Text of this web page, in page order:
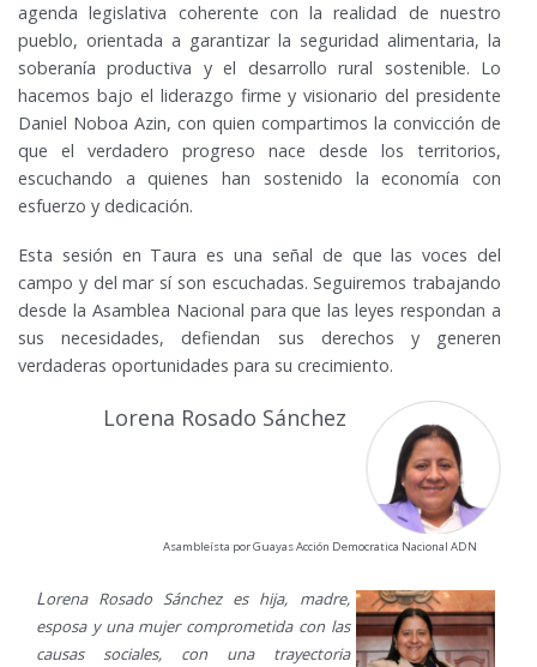
agenda legislativa coherente con la realidad de nuestro
pueblo, orientada a garantizar la seguridad alimentaria, la
soberanía productiva y el desarrollo rural sostenible. Lo
hacemos bajo el liderazgo firme y visionario del presidente
Daniel Noboa Azin, con quien compartimos la convicción de
que el verdadero progreso nace desde los territorios,
escuchando a quienes han sostenido la economía con
esfuerzo y dedicación.
Esta sesión en Taura es una señal de que las voces del
campo y del mar sí son escuchadas. Seguiremos trabajando
desde la Asamblea Nacional para que las leyes respondan a
sus necesidades, defiendan sus derechos y generen
verdaderas oportunidades para su crecimiento.
Lorena Rosado Sánchez
Asambleísta por Guayas Acción Democratica Nacional ADN
Lorena Rosado Sánchez es hija, madre,
esposa y una mujer comprometida con las
causas sociales, con una trayectoria